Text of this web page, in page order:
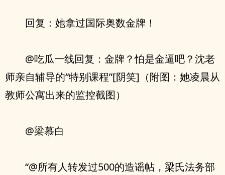
回复：她拿过国际奥数金牌！
@吃瓜一线回复：金牌？怕是金逼吧？沈老
师亲自辅导的“特别课程”[阴笑]（附图：她凌晨从
教师公寓出来的监控截图）
@梁慕白
“@所有人转发过500的造谣帖，梁氏法务部